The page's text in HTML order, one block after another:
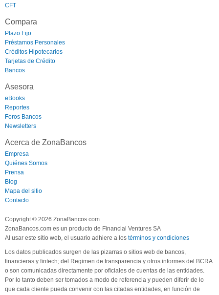
CFT
Compara
Plazo Fijo
Préstamos Personales
Créditos Hipotecarios
Tarjetas de Crédito
Bancos
Asesora
eBooks
Reportes
Foros Bancos
Newsletters
Acerca de ZonaBancos
Empresa
Quiénes Somos
Prensa
Blog
Mapa del sitio
Contacto
Copyright © 2026 ZonaBancos.com
ZonaBancos.com es un producto de Financial Ventures SA
Al usar este sitio web, el usuario adhiere a los términos y condiciones
Los datos publicados surgen de las pizarras o sitios web de bancos,
financieras y fintech; del Regimen de transparencia y otros informes del BCRA
o son comunicadas directamente por oficiales de cuentas de las entidades.
Por lo tanto deben ser tomados a modo de referencia y pueden diferir de lo
que cada cliente pueda convenir con las citadas entidades, en función de